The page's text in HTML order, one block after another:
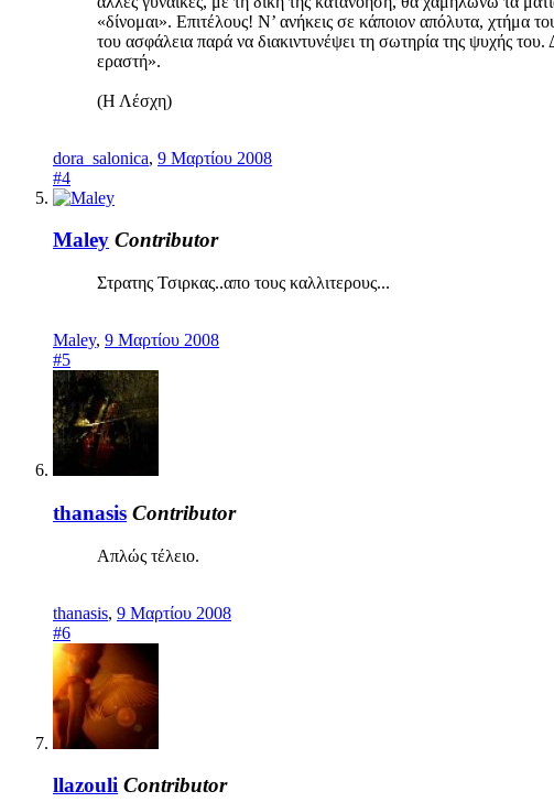
«δίνομαι». Επιτέλους! Ν’ ανήκεις σε κάποιον απόλυτα,
του ασφάλεια παρά να διακιντυνέψει τη σωτηρία της ψυχής
εραστή».
(Η Λέσχη)
dora_salonica, 9 Μαρτίου 2008
#4
Maley Contributor
Στρατης Τσιρκας..απο τους καλλιτερους...
Maley, 9 Μαρτίου 2008
#5
thanasis Contributor
Απλώς τέλειο.
thanasis, 9 Μαρτίου 2008
#6
llazouli Contributor